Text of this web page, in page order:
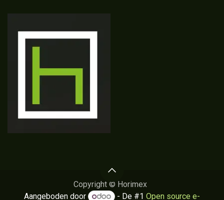
Copyright © Horimex
Aangeboden door
- De #1Open source e-